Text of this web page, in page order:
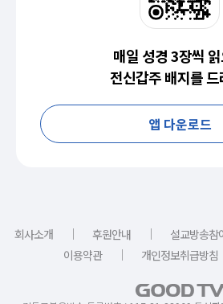
매일 성경 3장씩
전신갑주 배지를
앱 다운로드
회사소개 ｜ 후원안내 ｜ 설교방송참
이용약관
｜ 개인정보취급방침